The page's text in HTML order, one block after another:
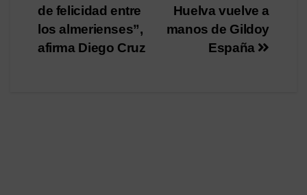
Huelva vuelve a
manos de Gildoy
España
de felicidad entre
los almerienses”,
afirma Diego Cruz